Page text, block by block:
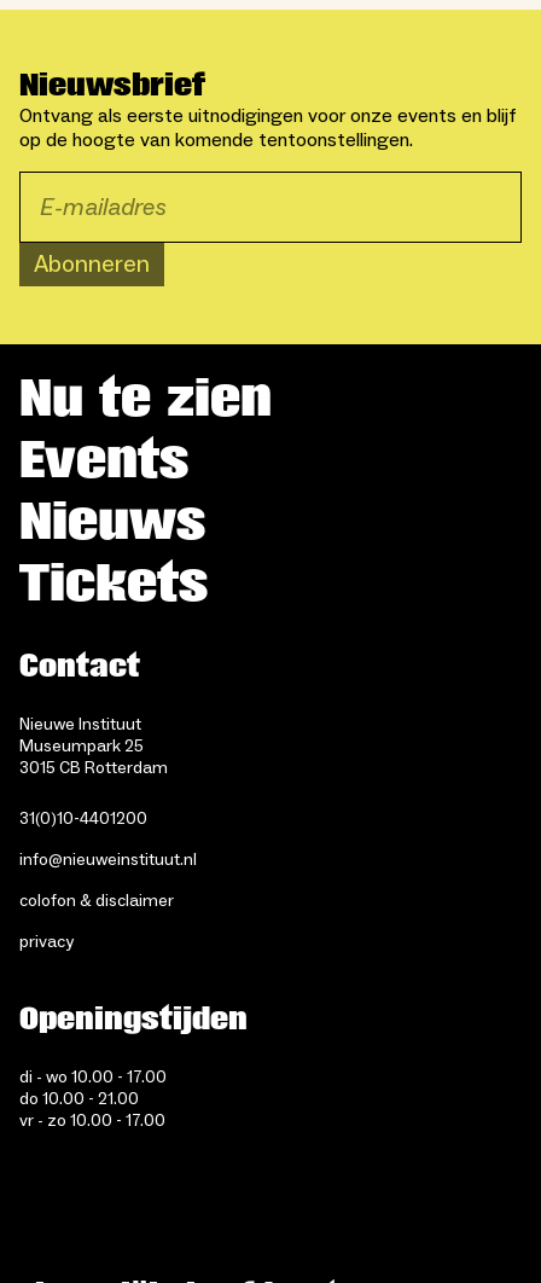
Nieuwsbrief
Ontvang als eerste uitnodigingen voor onze events en blijf
op de hoogte van komende tentoonstellingen.
Abonneren
Nu te zien
Events
Nieuws
Tickets
Contact
Nieuwe Instituut
Museumpark 25
3015 CB Rotterdam
31(0)10-4401200
info@nieuweinstituut.nl
colofon & disclaimer
privacy
Openingstijden
di - wo 10.00 - 17.00
do 10.00 - 21.00
vr - zo 10.00 - 17.00